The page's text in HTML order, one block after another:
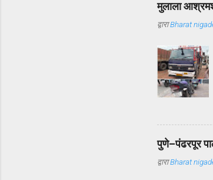
मुलाला
द्वाराBharat
पुणे–पंढरपूर
द्वाराBharat